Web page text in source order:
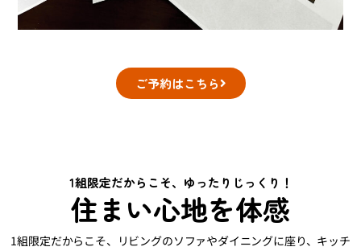
ご予約はこちら
1組限定だからこそ、ゆったりじっくり！
住まい心地を体感
1組限定だからこそ、リビングのソファやダイニングに座り、キッチ